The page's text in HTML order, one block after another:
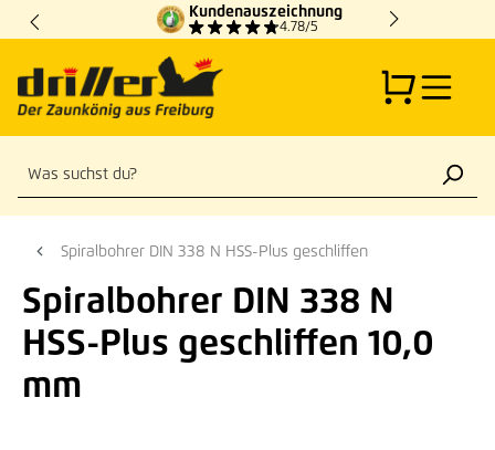
Zum Hauptinhalt springen
Kundenauszeichnung
4.78/5
Spiralbohrer DIN 338 N HSS-Plus geschliffen
Spiralbohrer DIN 338 N
HSS-Plus geschliffen 10,0
mm